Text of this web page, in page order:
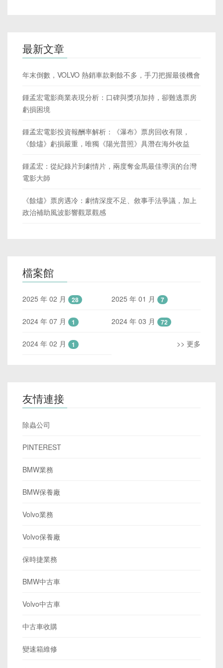
最新文章
年末倒數，VOLVO 熱銷車款剩餘不多，手刀把握最後機會
鍾孟宏電影商業表現分析：口碑與獎項加持，卻難逃票房
虧損困境
鍾孟宏電影投資報酬率解析：《瀑布》票房回收有限，
《餘燼》虧損嚴重，唯獨《陽光普照》具潛在海外收益
鍾孟宏：從紀錄片到劇情片，兩度奪金馬最佳導演的台灣
電影大師
《餘燼》票房遇冷：劇情深度不足、敘事手法爭議，加上
政治補助風波影響觀眾觀感
檔案館
2025 年 02 月 28 2025 年 01 月 7
2024 年 07 月 1 2024 年 03 月 72
2024 年 02 月 1 >> 更多
友情連接
除蟲公司
PINTEREST
BMW業務
BMW保養廠
Volvo業務
Volvo保養廠
保時捷業務
BMW中古車
Volvo中古車
中古車收購
變速箱維修